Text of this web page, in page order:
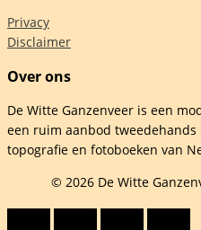
Privacy
Disclaimer
Over ons
De Witte Ganzenveer is een
een ruim aanbod tweedehands
topografie en fotoboeken van
© 2026 De Witte